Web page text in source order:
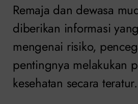
Remaja dan dewasa
diberikan informasi
mengenai risiko,
pentingnya melakukan
kesehatan secara teratur.